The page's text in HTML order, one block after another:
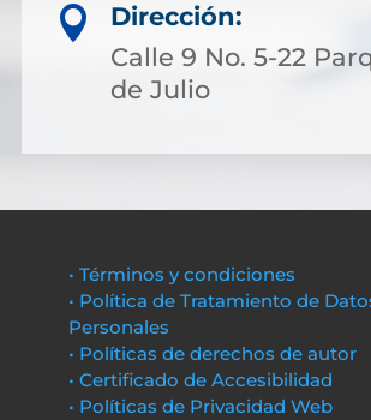

Dirección:
Calle 9 No. 5-22
de Julio
• Términos y condiciones
• Política de Tratamiento de
Personales
• Políticas de derechos de autor
• Certificado de Accesibilidad
• Políticas de Privacidad Web